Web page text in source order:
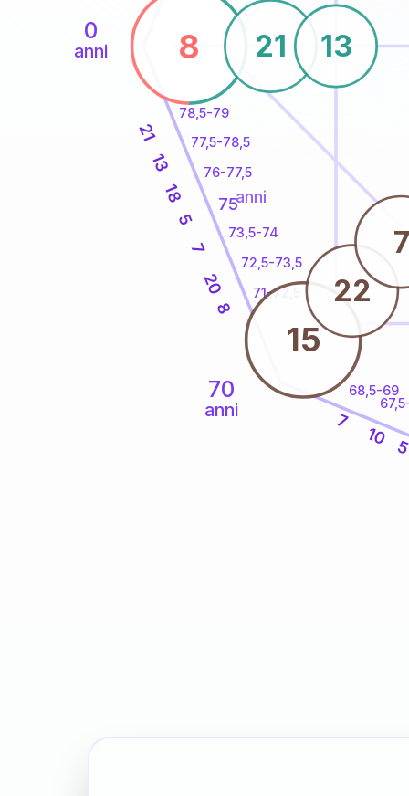
0
anni
70
anni
68,5-69
71-72,5
72,5-73,5
73,5-74
76-77,5
77,5-78,5
78,5-79
5
10
7
8
20
7
5
18
13
21
8
15
21 13
22
7
75anni